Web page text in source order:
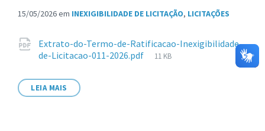
15/05/2026em INEXIGIBILIDADE DE LICITAÇÃO, LICITAÇÕES
Anexos
Extrato-do-Termo-de-Ratificacao-Inexigibilidade-
de-Licitacao-011-2026.pdf
Tamanho
11 KB
LEIA MAIS